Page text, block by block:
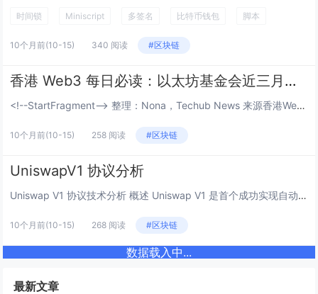
时间锁 Miniscript 多签名 比特币钱包 脚本
10个月前(10-15) 340 阅读 #区块链
香港 Web3 每日必读：以太坊基金会近三月累计抛售约 2.1 万枚以太坊
<!--StartFragment--> 整理：Nona，Techub News 来源香港Web3媒体Techub News 原文标题：香港 Web3 每日必读：以太坊基金会近三月累计抛售约 2.1 万枚以太坊，12 小时...
10个月前(10-15) 258 阅读 #区块链
UniswapV1 协议分析
Uniswap V1 协议技术分析 概述 Uniswap V1 是首个成功实现自动化做市商（AMM）的去中心化交易所协议，于 2018 年上线。它通过恒定乘积公式彻底改变了 DeFi 交易模式，为后续所有 AMM 协议奠定了基础。 白...
10个月前(10-15) 268 阅读 #区块链
数据载入中...
最新文章